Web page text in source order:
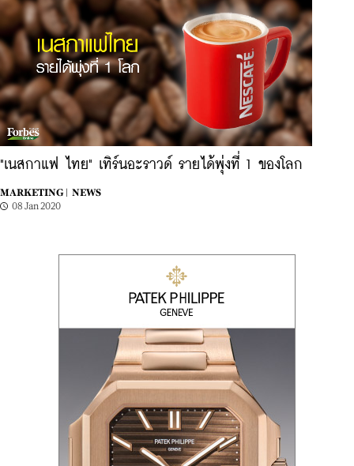
"เนสกาแฟ ไทย" เทิร์นอะราวด์ รายได้พุ่งที่ 1 ของโลก
MARKETING |
NEWS
08 Jan 2020